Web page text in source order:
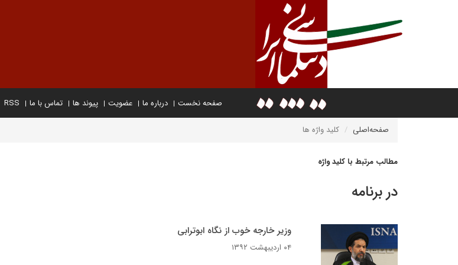
صفحه نخست درباره ما عضویت پیوند ها تماس با ما RSS
صفحه‌اصلی کلید واژه ها
مطالب مرتبط با کلید واژه
در برنامه
وزیر خارجه خوب از نگاه ابوترابی
۰۴ اردیبهشت ۱۳۹۲